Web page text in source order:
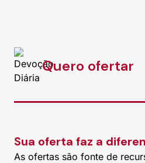
Quero ofertar
Sua oferta faz a
As ofertas são fonte de